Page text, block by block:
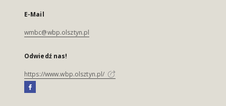
E-Mail
wmbc@wbp.olsztyn.pl
Odwiedź nas!
https://www.wbp.olsztyn.pl/